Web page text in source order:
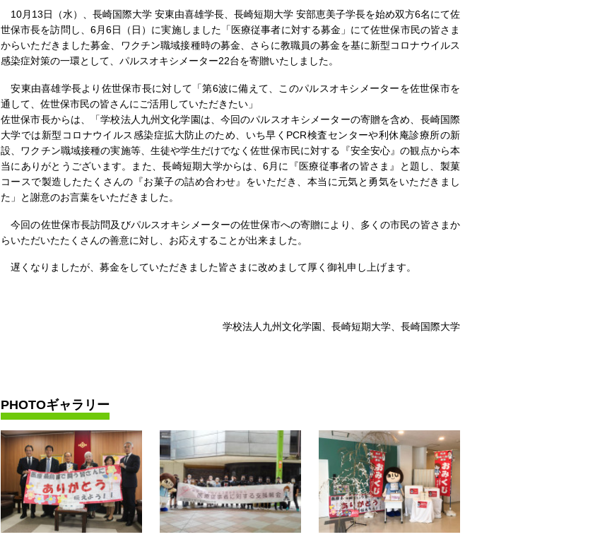
10月13日（水）、長崎国際大学 安東由喜雄学長、長崎短期大学 安部恵美子学長を始め双方6名にて佐
世保市長を訪問し、6月6日（日）に実施しました「医療従事者に対する募金」にて佐世保市民の皆さま
からいただきました募金、ワクチン職域接種時の募金、さらに教職員の募金を基に新型コロナウイルス
感染症対策の一環として、パルスオキシメーター22台を寄贈いたしました。
安東由喜雄学長より佐世保市長に対して「第6波に備えて、このパルスオキシメーターを佐世保市を
通して、佐世保市民の皆さんにご活用していただきたい」
佐世保市長からは、「学校法人九州文化学園は、今回のパルスオキシメーターの寄贈を含め、長崎国際
大学では新型コロナウイルス感染症拡大防止のため、いち早くPCR検査センターや利休庵診療所の新
設、ワクチン職域接種の実施等、生徒や学生だけでなく佐世保市民に対する『安全安心』の観点から本
当にありがとうございます。また、長崎短期大学からは、6月に『医療従事者の皆さま』と題し、製菓
コースで製造したたくさんの『お菓子の詰め合わせ』をいただき、本当に元気と勇気をいただきまし
た」と謝意のお言葉をいただきました。
今回の佐世保市長訪問及びパルスオキシメーターの佐世保市への寄贈により、多くの市民の皆さまか
らいただいたたくさんの善意に対し、お応えすることが出来ました。
遅くなりましたが、募金をしていただきました皆さまに改めまして厚く御礼申し上げます。
学校法人九州文化学園、長崎短期大学、長崎国際大学
PHOTOギャラリー